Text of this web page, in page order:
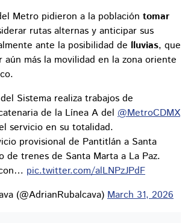
Metro pidieron a la población tomar
rutas alternas y anticipar sus
ante la posibilidad de lluvias, que
aún más la movilidad en la zona oriente
Sistema realiza trabajos de
de la Línea A del @MetroCDMX
servicio en su totalidad.
provisional de Pantitlán a Santa
de trenes de Santa Marta a La Paz.
pic.twitter.com/alLNPzJPdF
(@AdrianRubalcava) March 31, 2026